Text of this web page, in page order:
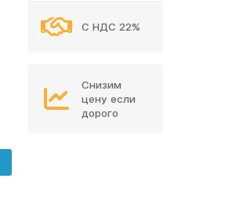
С НДС 22%
Снизим
цену если
дорого